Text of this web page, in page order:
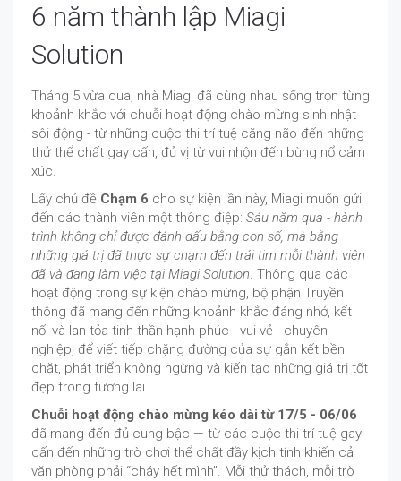
6 năm thành lập Miagi
Solution
Tháng 5 vừa qua, nhà Miagi đã cùng nhau sống trọn từng
khoảnh khắc với chuỗi hoạt động chào mừng sinh nhật
sôi động - từ những cuộc thi trí tuệ căng não đến những
thử thể chất gay cấn, đủ vị từ vui nhộn đến bùng nổ cảm
xúc.
Lấy chủ đề Chạm 6 cho sự kiện lần này, Miagi muốn gửi
đến các thành viên một thông điệp: Sáu năm qua - hành
trình không chỉ được đánh dấu bằng con số, mà bằng
những giá trị đã thực sự chạm đến trái tim mỗi thành viên
đã và đang làm việc tại Miagi Solution. Thông qua các
hoạt động trong sự kiện chào mừng, bộ phận Truyền
thông đã mang đến những khoảnh khắc đáng nhớ, kết
nối và lan tỏa tinh thần hạnh phúc - vui vẻ - chuyên
nghiệp, để viết tiếp chặng đường của sự gắn kết bền
chặt, phát triển không ngừng và kiến tạo những giá trị tốt
đẹp trong tương lai.
Chuỗi hoạt động chào mừng kéo dài từ 17/5 - 06/06
đã mang đến đủ cung bậc — từ các cuộc thi trí tuệ gay
cấn đến những trò chơi thể chất đầy kịch tính khiến cả
văn phòng phải “cháy hết mình”. Mỗi thử thách, mỗi trò